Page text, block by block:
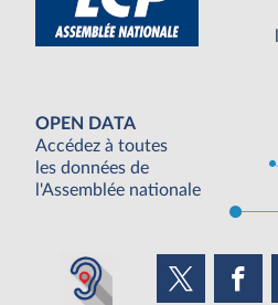
OPEN DATA
Accédez à toutes
les données de
l'Assemblée nationale